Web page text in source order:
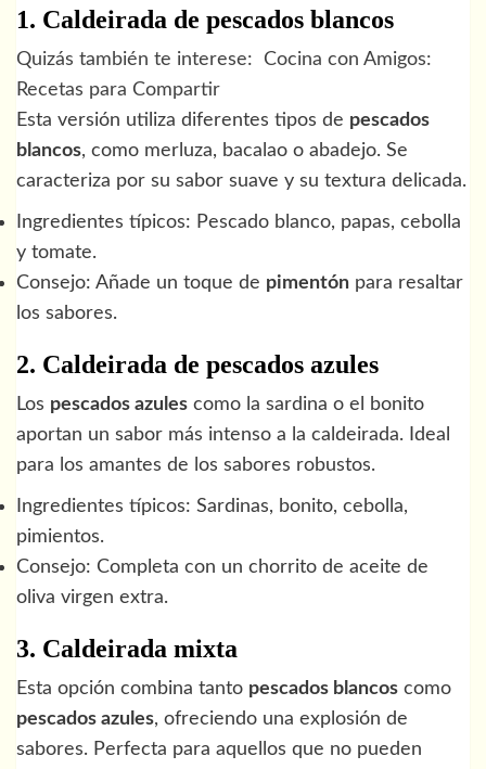
1. Caldeirada de pescados blancos
Quizás también te interese:
Cocina con Amigos:
Recetas para Compartir
Esta versión utiliza diferentes tipos de pescados
blancos, como merluza, bacalao o abadejo. Se
caracteriza por su sabor suave y su textura delicada.
Ingredientes típicos: Pescado blanco, papas, cebolla
y tomate.
Consejo: Añade un toque de pimentón para resaltar
los sabores.
2. Caldeirada de pescados azules
Los pescados azules como la sardina o el bonito
aportan un sabor más intenso a la caldeirada. Ideal
para los amantes de los sabores robustos.
Ingredientes típicos: Sardinas, bonito, cebolla,
pimientos.
Consejo: Completa con un chorrito de aceite de
oliva virgen extra.
3. Caldeirada mixta
Esta opción combina tanto pescados blancos como
pescados azules, ofreciendo una explosión de
sabores. Perfecta para aquellos que no pueden